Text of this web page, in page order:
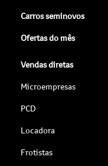
Carros seminovos
Ofertas do mês
Vendas diretas
Microempresas
PCD
Locadora
Frotistas